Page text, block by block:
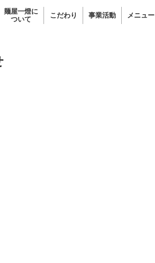
麺屋一燈に
ついて
こだわり 事業活動 メニュー